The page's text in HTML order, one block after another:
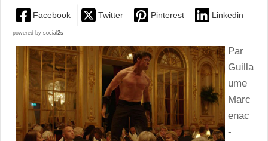
Facebook Twitter Pinterest Linkedin
powered by social2s
Par
Guilla
ume
Marc
enac
-